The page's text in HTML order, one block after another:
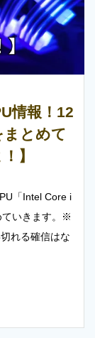
情報！12
まとめて
】
「Intel Core i
ていきます。※
れる確信はな